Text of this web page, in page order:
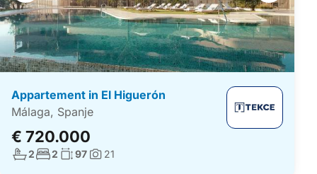
Appartement in El Higuerón
Málaga, Spanje
€ 720.000
Aantal badkamers:
2Aantal slaapkamers:
2 Woonoppervlakte:
97 Foto's:
21